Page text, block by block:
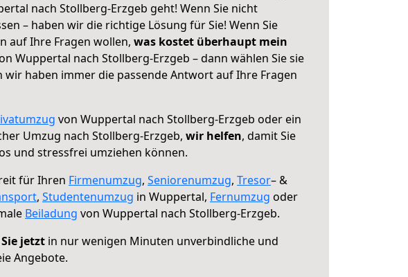
nach Stollberg-Erzgeb geht! Wenn Sie nicht
– haben wir die richtige Lösung für Sie! Wenn Sie
auf Ihre Fragen wollen, was kostet überhaupt mein
Wuppertal nach Stollberg-Erzgeb – dann wählen Sie sie
wir haben immer die passende Antwort auf Ihre Fragen
von Wuppertal nach Stollberg-Erzgeb oder ein
Umzug nach Stollberg-Erzgeb, wir helfen, damit Sie
und stressfrei umziehen können.
für Ihren Firmenumzug, Seniorenumzug, Tresor– &
, Studentenumzug in Wuppertal, Fernumzug oder
Beiladung von Wuppertal nach Stollberg-Erzgeb.
jetzt in nur wenigen Minuten unverbindliche und
Angebote.